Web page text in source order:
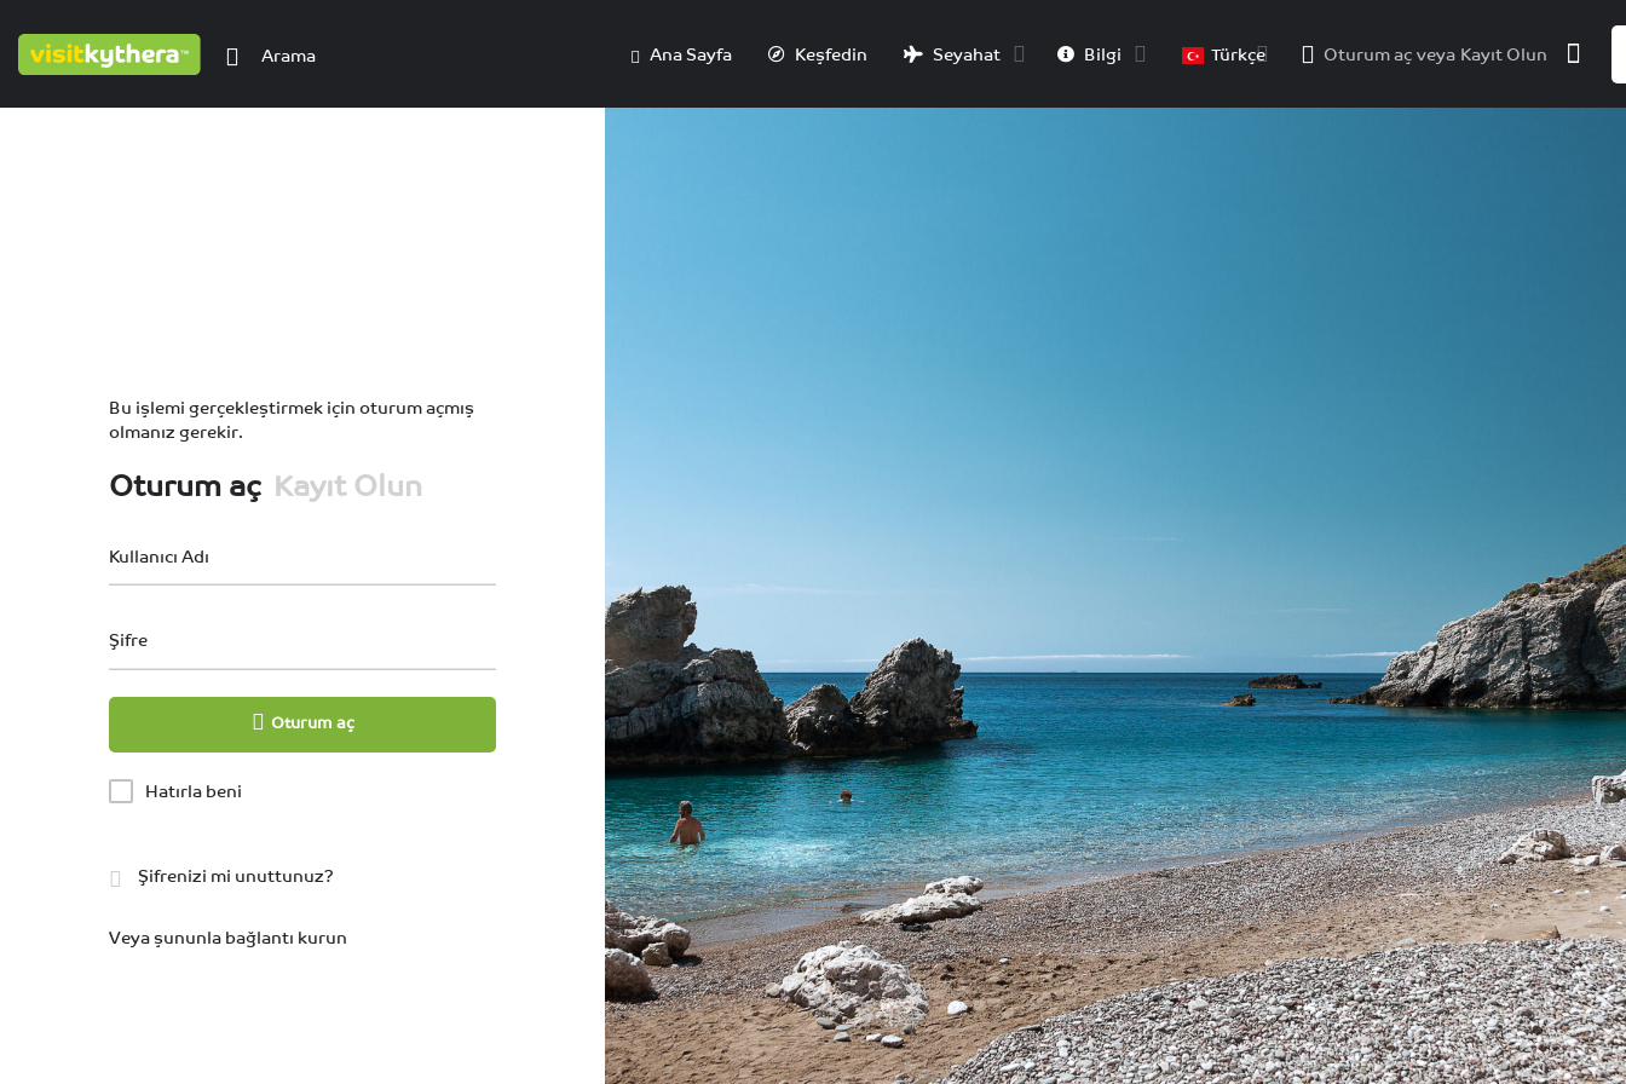
Ana Sayfa Keşfedin Seyahat Bilgi Türkçe Oturum aç veya Kayıt Olun
Bu işlemi gerçekleştirmek için oturum açmış
olmanız gerekir.
Oturum aç Kayıt Olun
Kullanıcı Adı
Şifre
Oturum aç
Hatırla beni
Şifrenizi mi unuttunuz?
Veya şununla bağlantı kurun